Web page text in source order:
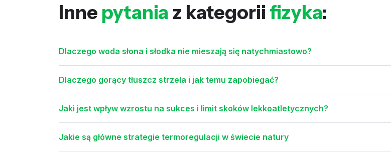
Inne pytania z kategorii fizyka:
Dlaczego woda słona i słodka nie mieszają się natychmiastowo?
Dlaczego gorący tłuszcz strzela i jak temu zapobiegać?
Jaki jest wpływ wzrostu na sukces i limit skoków lekkoatletycznych?
Jakie są główne strategie termoregulacji w świecie natury